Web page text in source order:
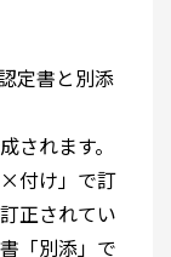
定書と別添
されます。
×付け」で訂
正されてい
「別添」で